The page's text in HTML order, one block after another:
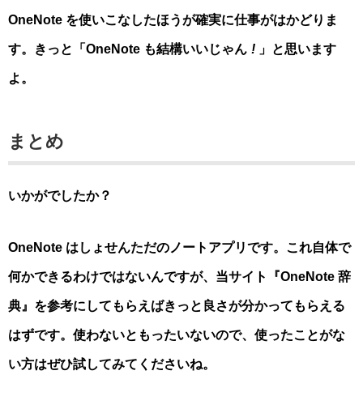
OneNote を使いこなしたほうが確実に仕事がはかどりま
す。きっと「OneNote も結構いいじゃん ! 」と思います
よ。
まとめ
いかがでしたか？
OneNote はしょせんただのノートアプリです。これ自体で
何かできるわけではないんですが、当サイト『OneNote 辞
典』を参考にしてもらえばきっと良さが分かってもらえる
はずです。使わないともったいないので、使ったことがな
い方はぜひ試してみてくださいね。